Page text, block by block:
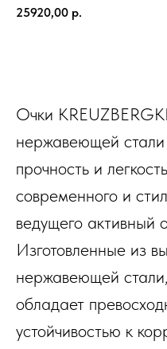
25920,00 р.
Очки
нержавеющей стали
прочность и
современного и
ведущего активный
Изготовленные из
нержавеющей
обладает
устойчивостью к